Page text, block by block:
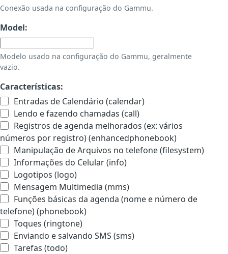
Conexão usada na configuração do Gammu.
Model:
Modelo usado na configuração do Gammu, geralmente
vazio.
Características:
Entradas de Calendário (calendar)
Lendo e fazendo chamadas (call)
Registros de agenda melhorados (ex: vários
números por registro) (enhancedphonebook)
Manipulação de Arquivos no telefone (filesystem)
Informações do Celular (info)
Logotipos (logo)
Mensagem Multimedia (mms)
Funções básicas da agenda (nome e número de
telefone) (phonebook)
Toques (ringtone)
Enviando e salvando SMS (sms)
Tarefas (todo)